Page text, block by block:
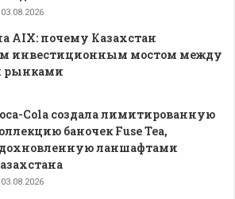
03.08.2026
AIX: почему Казахстан
инвестиционным мостом между
рынками
Cola создала лимитированную
баночек Fuse Tea,
ланшафтами
03.08.2026